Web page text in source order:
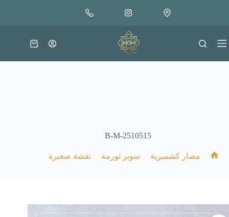
متوفر في المخزون
إضافة إلى السلة
عربة
B-M-2510515
مصار كشميرية سوبر تورمة نقشة صغيرة